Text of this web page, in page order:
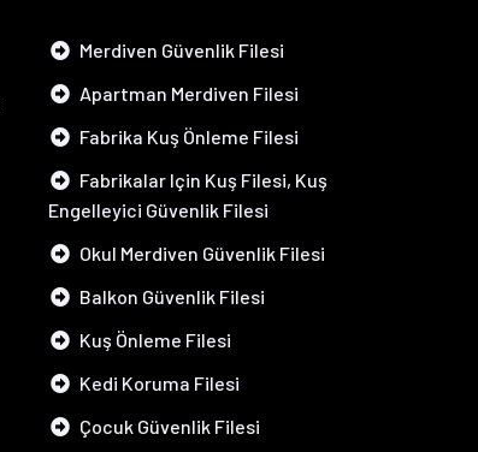
Merdiven Güvenlik Filesi
Apartman Merdiven Filesi
Fabrika Kuş Önleme Filesi
Fabrikalar Için Kuş Filesi, Kuş
Engelleyici Güvenlik Filesi
Okul Merdiven Güvenlik Filesi
Balkon Güvenlik Filesi
Kuş Önleme Filesi
Kedi Koruma Filesi
Çocuk Güvenlik Filesi